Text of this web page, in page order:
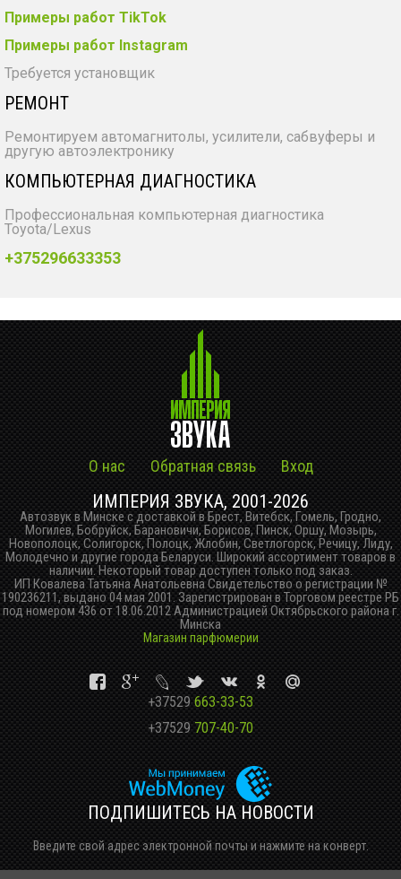
Примеры работ TikTok
Примеры работ Instagram
Требуется установщик
РЕМОНТ
Ремонтируем автомагнитолы, усилители, сабвуферы и
другую автоэлектронику
КОМПЬЮТЕРНАЯ ДИАГНОСТИКА
Профессиональная компьютерная диагностика
Toyota/Lexus
+375296633353
О нас Обратная связь Вход
ИМПЕРИЯ ЗВУКА, 2001-2026
Автозвук в Минске с доставкой в Брест, Витебск, Гомель, Гродно,
Могилев, Бобруйск, Барановичи, Борисов, Пинск, Оршу, Мозырь,
Новополоцк, Солигорск, Полоцк, Жлобин, Светлогорск, Речицу, Лиду,
Молодечно и другие города Беларуси. Широкий ассортимент товаров в
наличии. Некоторый товар доступен только под заказ.
ИП Ковалева Татьяна Анатольевна Свидетельство о регистрации №
190236211, выдано 04 мая 2001. Зарегистрирован в Торговом реестре РБ
под номером 436 от 18.06.2012 Администрацией Октябрьского района г.
Минска
Магазин парфюмерии
+37529 663-33-53
+37529 707-40-70
ПОДПИШИТЕСЬ НА НОВОСТИ
Введите свой адрес электронной почты и нажмите на конверт.